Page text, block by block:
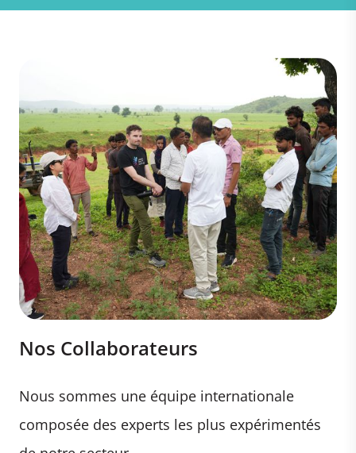
Nos Collaborateurs
Nous sommes une équipe internationale
composée des experts les plus expérimentés